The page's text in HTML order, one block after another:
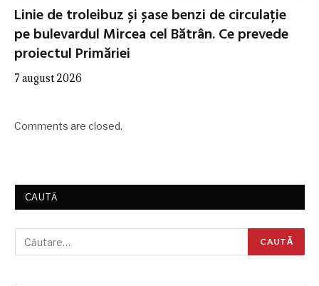
Linie de troleibuz și șase benzi de circulație
pe bulevardul Mircea cel Bătrân. Ce prevede
proiectul Primăriei
7 august 2026
Comments are closed.
CAUTĂ